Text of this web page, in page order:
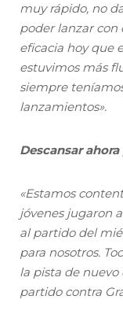
muy rápido, no
poder lanzar con
eficacia hoy que
estuvimos más
siempre
lanzamientos».
Descansar
«Estamos
jóvenes jugaron
al partido del
para nosotros.
la pista de
partido contra